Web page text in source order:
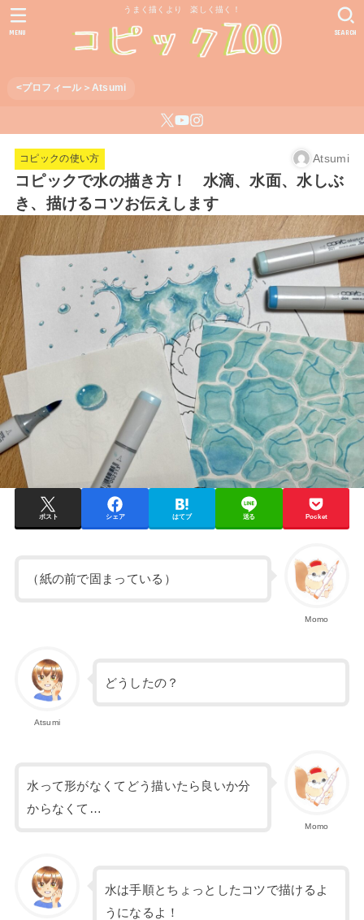
うまく描くより 楽しく描く！
<プロフィール＞Atsumi
SEARCH
MENU
コピックの使い方 Atsumi
コピックで水の描き方！ 水滴、水面、水しぶ
き、描けるコツお伝えします
ポスト シェア はてブ 送る Pocket
Momo
（紙の前で固まっている）
Atsumi
どうしたの？
Momo
水って形がなくてどう描いたら良いか分
からなくて…
水は手順とちょっとしたコツで描けるよ
うになるよ！